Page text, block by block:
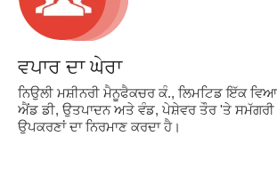
ਵਪਾਰ ਦਾ ਘੇਰਾ
ਨਿਉਲੀ ਮਸ਼ੀਨਰੀ ਮੈਨੂਫੈਕਚਰ ਕੰ., ਲਿਮਟਿਡ ਇੱਕ
ਐਂਡ ਡੀ, ਉਤਪਾਦਨ ਅਤੇ ਵੰਡ, ਪੇਸ਼ੇਵਰ ਤੌਰ 'ਤੇ ਸਮੱਗਰੀ
ਉਪਕਰਣਾਂ ਦਾ ਨਿਰਮਾਣ ਕਰਦਾ ਹੈ।